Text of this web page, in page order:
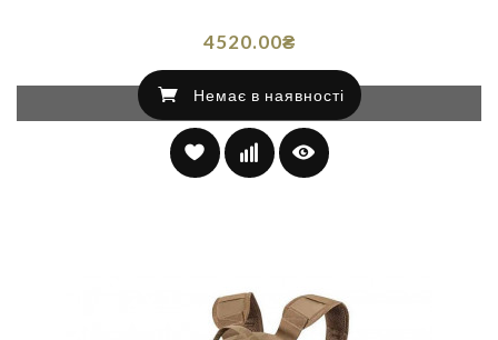
Немає в наявності
4520.00₴
Немає в наявності